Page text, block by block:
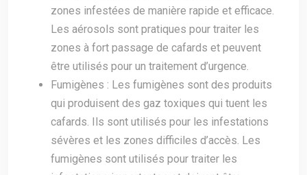
zones infestées de manière rapide et efficace.
Les aérosols sont pratiques pour traiter les
zones à fort passage de cafards et peuvent
être utilisés pour un traitement d’urgence.
Fumigènes : Les fumigènes sont des produits
qui produisent des gaz toxiques qui tuent les
cafards. Ils sont utilisés pour les infestations
sévères et les zones difficiles d’accès. Les
fumigènes sont utilisés pour traiter les